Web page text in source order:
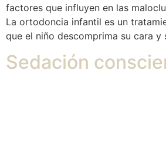
factores que influyen en las
La ortodoncia infantil es un
que el niño descomprima su cara y
Sedación